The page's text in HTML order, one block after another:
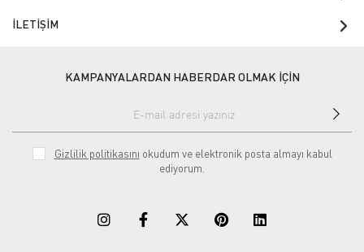
İLETİŞİM
KAMPANYALARDAN HABERDAR OLMAK İÇİN
Gizlilik politikasını okudum ve elektronik posta almayı kabul
ediyorum.